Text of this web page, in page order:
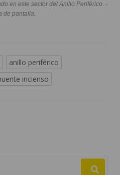
en este sector del Anillo Periférico. -
de pantalla.
anillo periférico
incienso